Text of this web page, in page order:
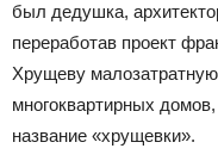
был дедушка,
переработав проект
Хрущеву
многоквартирных
название «хрущевки».